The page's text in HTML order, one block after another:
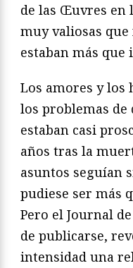
de las Œuvres en
muy valiosas
estaban más que
Los amores y los
los problemas de
estaban casi
años tras la
asuntos seguían
pudiese ser más
Pero el Journal
de publicarse,
intensidad una